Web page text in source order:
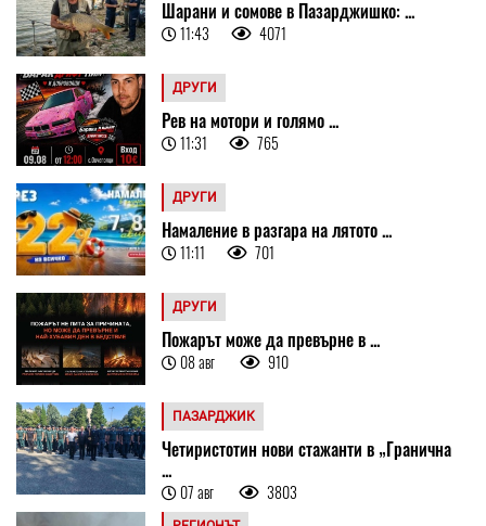
Шарани и сомове в Пазарджишко: ...
11:43 4071
ДРУГИ
Рев на мотори и голямо ...
11:31 765
ДРУГИ
Намаление в разгара на лятото ...
11:11 701
ДРУГИ
Пожарът може да превърне в ...
08 авг 910
ПАЗАРДЖИК
Четиристотин нови стажанти в „Гранична
...
07 авг 3803